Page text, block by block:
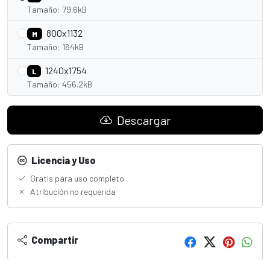
Tamaño: 79.6kB
M 800x1132
Tamaño: 164kB
L 1240x1754
Tamaño: 456.2kB
Descargar
Licencia y Uso
Gratis para uso completo
Atribución no requerida
Compartir